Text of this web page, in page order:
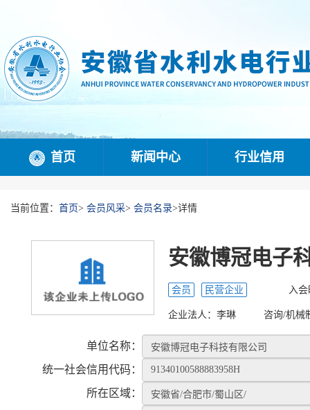
首页 新闻中心 行业信用
当前位置： 首页> 会员风采> 会员名录>详情
安徽博冠电子
会员 民营企业 入
企业法人： 李琳 咨询/机械
单位名称：
统一社会信用代码：
所在区域：